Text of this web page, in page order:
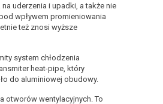
uderzenia i upadki, a także nie
wpływem promieniowania
też znosi wyższe
system chłodzenia
heat-pipe, który
do aluminiowej obudowy.
otworów wentylacyjnych. To